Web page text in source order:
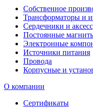
Собственное
Трансформаторы и
Сердечники и
Постоянные
Электронные
Источники питания
Провода
Корпусные и
О компании
Сертификаты